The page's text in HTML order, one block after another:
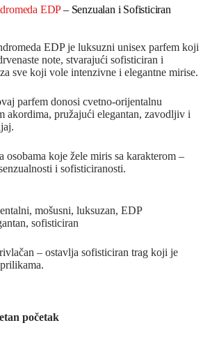
EDP– Senzualan i Sofisticiran
EDP je luksuzni unisex parfem koji
note, stvarajući sofisticiran i
sve koji vole intenzivne i elegantne mirise.
parfem donosi cvetno-orijentalnu
akordima, pružajući elegantan, zavodljiv i
osobama koje žele miris sa karakterom –
i sofisticiranosti.
mošusni, luksuzan, EDP
sofisticiran
– ostavlja sofisticiran trag koji je
početak